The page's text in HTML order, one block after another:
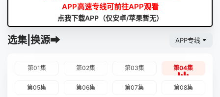
APP高速专线可前往APP观看
点我下载APP（仅安卓/苹果暂无）
选集|换源➡ APP专线
第01集 第02集 第03集 第04集
第05集 第06集 第07集 第08集